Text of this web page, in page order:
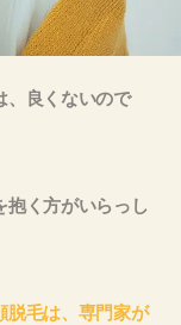
、良くないので
抱く方がいらっし
脱毛は、専門家が